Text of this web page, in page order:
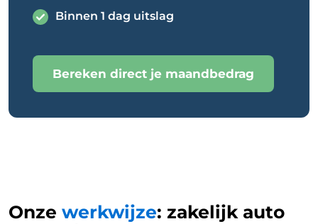
Binnen 1 dag uitslag
Bereken direct je maandbedrag
Onze werkwijze: zakelijk auto